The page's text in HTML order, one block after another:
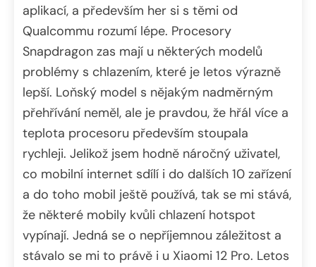
aplikací, a především her si s těmi od
Qualcommu rozumí lépe. Procesory
Snapdragon zas mají u některých modelů
problémy s chlazením, které je letos výrazně
lepší. Loňský model s nějakým nadměrným
přehřívání neměl, ale je pravdou, že hřál více a
teplota procesoru především stoupala
rychleji. Jelikož jsem hodně náročný uživatel,
co mobilní internet sdílí i do dalších 10 zařízení
a do toho mobil ještě používá, tak se mi stává,
že některé mobily kvůli chlazení hotspot
vypínají. Jedná se o nepříjemnou záležitost a
stávalo se mi to právě i u Xiaomi 12 Pro. Letos